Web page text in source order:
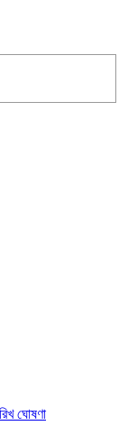
ঘোষণা